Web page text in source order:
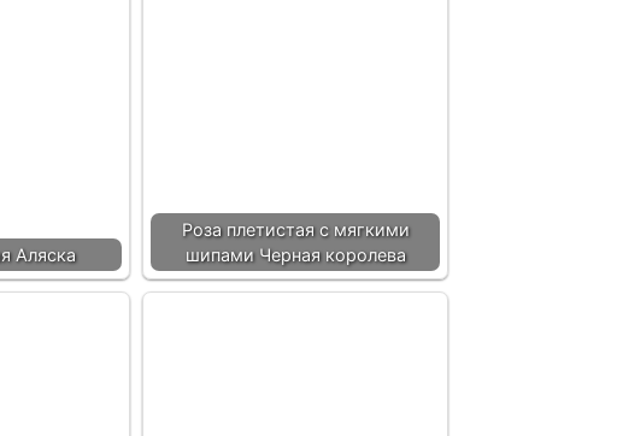
Аляска
Роза плетистая с мягкими
шипами Черная королева